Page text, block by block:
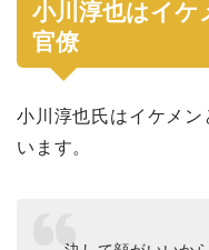
小川淳也はイケ
官僚
小川淳也氏はイケメ
います。